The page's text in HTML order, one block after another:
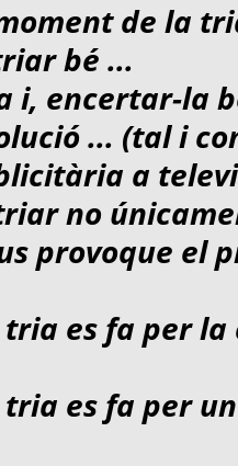
de la
bé ...
i, encertar-la
... (tal i
a
no
provoque el
tria es fa per
es fa per